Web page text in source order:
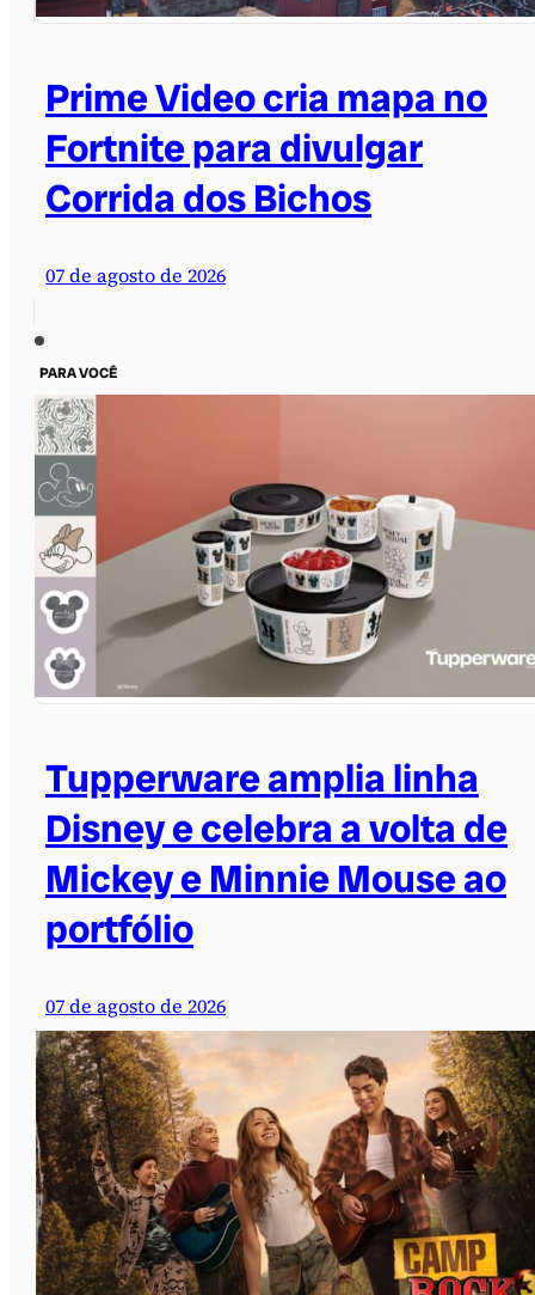
Prime Video cria mapa no
Fortnite para divulgar
Corrida dos Bichos
07 de agosto de 2026
PARA VOCÊ
Tupperware amplia linha
Disney e celebra a volta de
Mickey e Minnie Mouse ao
portfólio
07 de agosto de 2026